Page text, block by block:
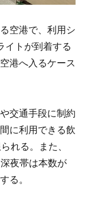
空港で、利用シ
イトが到着する
港へ入るケース
交通手段に制約
に利用できる飲
れる。また、
夜帯は本数が
る。